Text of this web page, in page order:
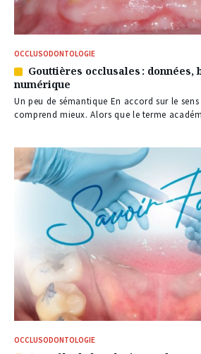
OCCLUSODONTOLOGIE
Article
réservé
à
nos
Gouttières occlusales : données,
numérique
Un peu de sémantique En accord sur le
comprend mieux. Alors que le terme
OCCLUSODONTOLOGIE